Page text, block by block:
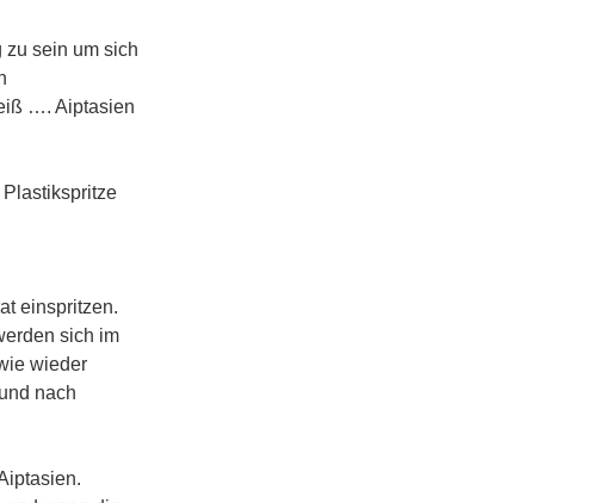
zu sein um sich
…. Aiptasien
einspritzen.
sich im
wieder
nach